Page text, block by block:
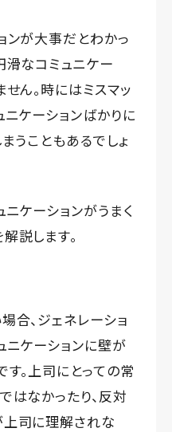
ンが大事だとわかっ
滑なコミュニケー
ん。時にはミスマッ
ケーションばかりに
うこともあるでしょ
ケーションがうまく
説します。
合、ジェネレーショ
ニケーションに壁が
。上司にとっての常
はなかったり、反対
司に理解されな